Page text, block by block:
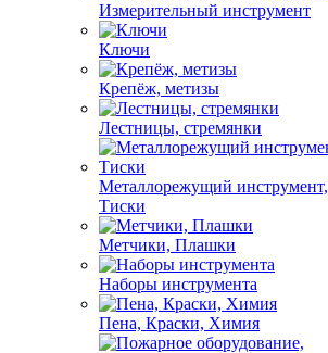
Измерительный инструмент
Ключи
Крепёж, метизы
Лестницы, стремянки
Металлорежущий инструмент,
Тиски
Метчики, Плашки
Наборы инструмента
Пена, Краски, Химия